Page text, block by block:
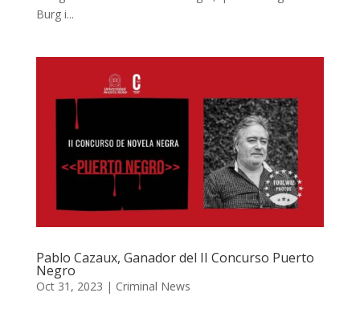
Burg i...
Pablo Cazaux, Ganador del II Concurso Puerto
Negro
Oct 31, 2023 | Criminal News